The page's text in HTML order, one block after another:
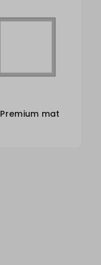
Premium mat